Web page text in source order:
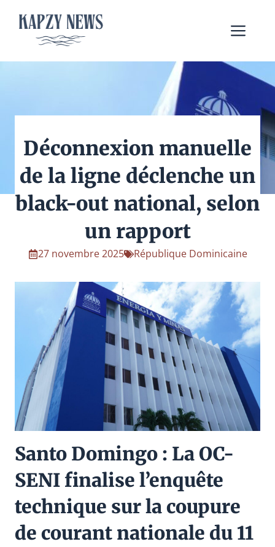
contenu
Déconnexion manuelle
de la ligne déclenche un
black-out national, selon
un rapport
27 novembre 2025 République Dominicaine
Santo Domingo : La OC-
SENI finalise l’enquête
technique sur la coupure
de courant nationale du 11